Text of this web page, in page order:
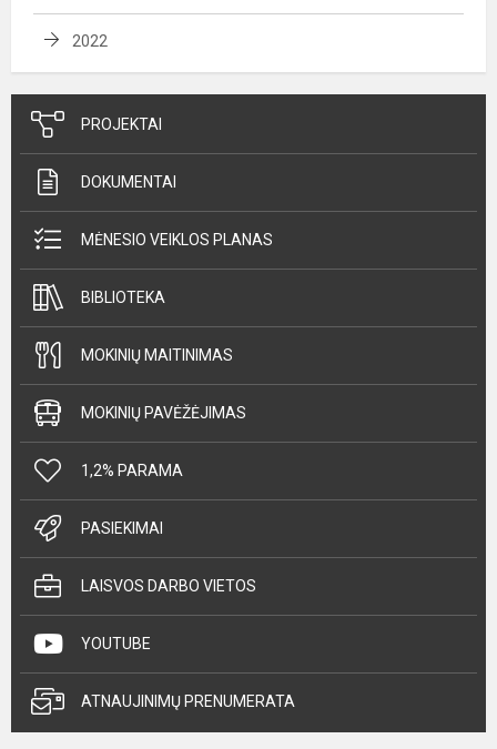
2022
PROJEKTAI
DOKUMENTAI
MĖNESIO VEIKLOS PLANAS
BIBLIOTEKA
MOKINIŲ MAITINIMAS
MOKINIŲ PAVĖŽĖJIMAS
1,2% PARAMA
PASIEKIMAI
LAISVOS DARBO VIETOS
YOUTUBE
ATNAUJINIMŲ PRENUMERATA